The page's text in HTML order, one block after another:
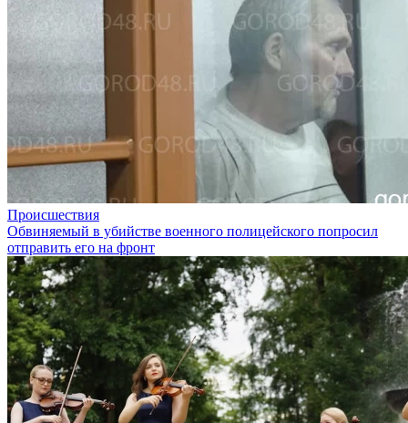
Происшествия
Обвиняемый в убийстве военного полицейского попросил
отправить его на фронт